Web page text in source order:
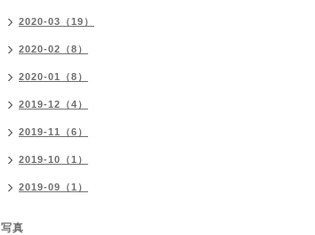
2020-03（19）
2020-02（8）
2020-01（8）
2019-12（4）
2019-11（6）
2019-10（1）
2019-09（1）
写真